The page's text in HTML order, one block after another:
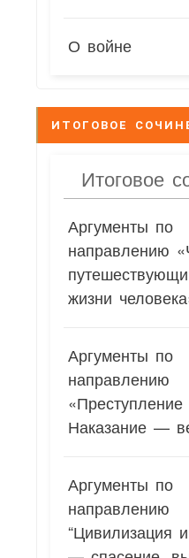
О войне
ИТОГОВОЕ
Итоговое
Аргументы по
направлению
жизни
Аргументы по
направлению
«Преступление
Наказание —
Аргументы по
направлению
“Цивилизация